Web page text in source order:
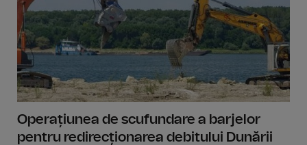
Operațiunea de scufundare a barjelor
pentru redirecționarea debitului Dunării